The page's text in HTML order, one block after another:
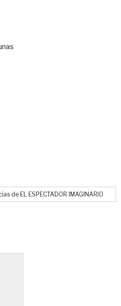
de EL ESPECTADOR IMAGINARIO